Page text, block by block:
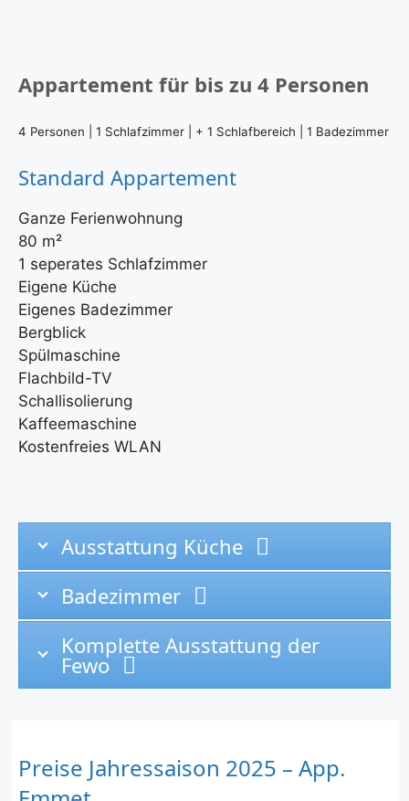
Appartement für bis zu 4 Personen
4 Personen | 1 Schlafzimmer | + 1 Schlafbereich | 1 Badezimmer
Standard Appartement
Ganze Ferienwohnung
80 m²
1 seperates Schlafzimmer
Eigene Küche
Eigenes Badezimmer
Bergblick
Spülmaschine
Flachbild-TV
Schallisolierung
Kaffeemaschine
Kostenfreies WLAN
Ausstattung Küche
Badezimmer
Komplette Ausstattung der
Fewo
Preise Jahressaison 2025 – App.